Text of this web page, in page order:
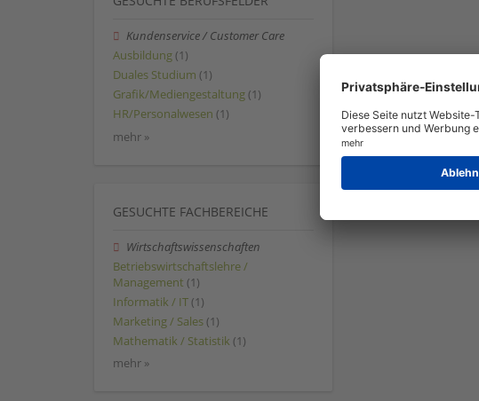
Kundenservice / Customer Care
Ausbildung (1)
Duales Studium (1)
Grafik/Mediengestaltung (1)
HR/Personalwesen (1)
mehr »
GESUCHTE FACHBEREICHE
Wirtschaftswissenschaften
Betriebswirtschaftslehre /
Management (1)
Informatik / IT (1)
Marketing / Sales (1)
Mathematik / Statistik (1)
mehr »